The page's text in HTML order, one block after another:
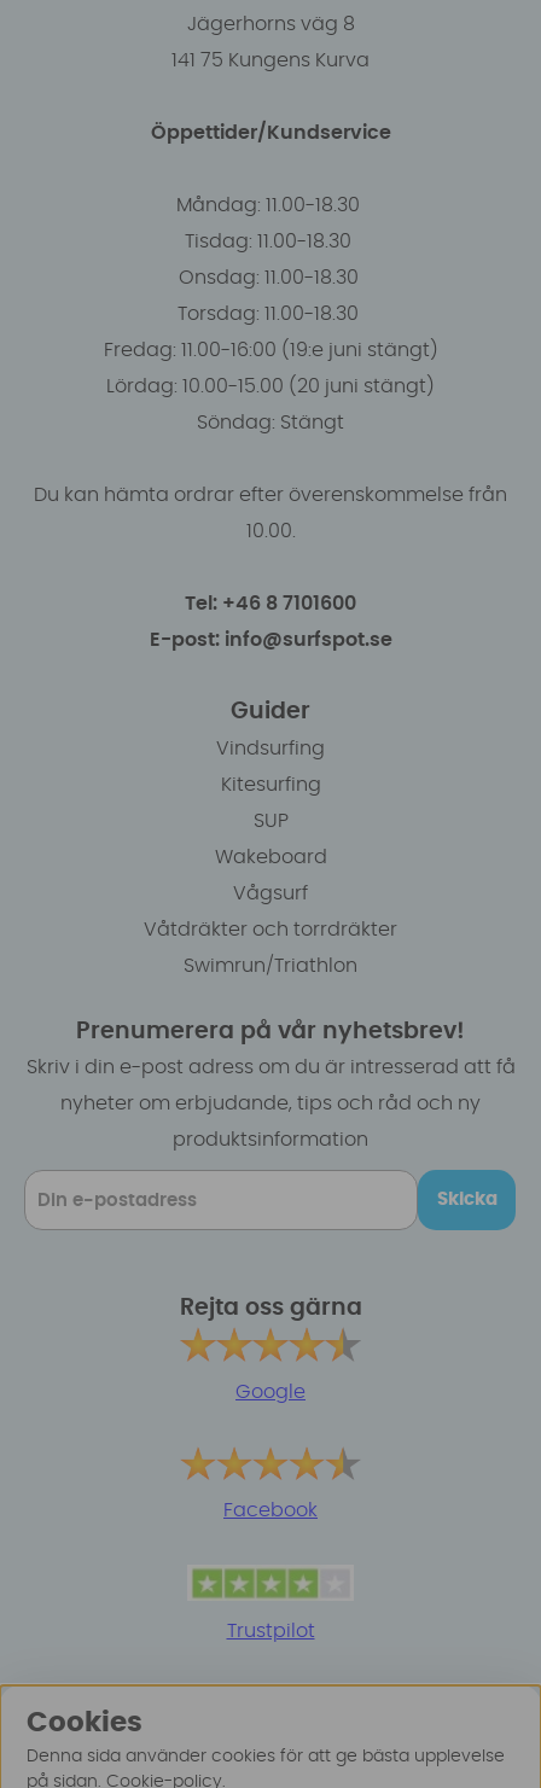
Jägerhorns väg 8
141 75 Kungens Kurva
Öppettider/Kundservice
Måndag: 11.00-18.30
Tisdag: 11.00-18.30
Onsdag: 11.00-18.30
Torsdag: 11.00-18.30
Fredag: 11.00-16:00 (19:e juni stängt)
Lördag: 10.00-15.00 (20 juni stängt)
Söndag: Stängt
Du kan hämta ordrar efter överenskommelse från
10.00.
Tel: +46 8 7101600
E-post: info@surfspot.se
Guider
Vindsurfing
Kitesurfing
SUP
Wakeboard
Vågsurf
Våtdräkter och torrdräkter
Swimrun/Triathlon
Prenumerera på vår nyhetsbrev!
Skriv i din e-post adress om du är intresserad att få
nyheter om erbjudande, tips och råd och ny
produktsinformation
Skicka
Rejta oss gärna
Google
Facebook
Trustpilot
Cookies
Denna sida använder cookies för att ge bästa upplevelse
på sidan. Cookie-policy.